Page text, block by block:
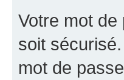
Votre mot de
soit
mot de